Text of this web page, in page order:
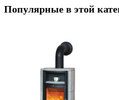
Популярные в этой